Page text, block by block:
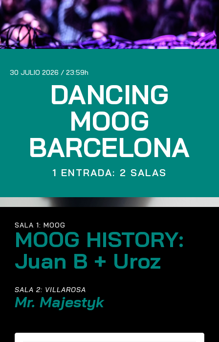
30 JULIO 2026 23:59
DANCING
MOOG
BARCELONA
1 ENTRADA: 2 SALAS
SALA 1: MOOG
MOOG HISTORY:
Juan B + Uroz
SALA 2: VILLAROSA
Mr. Majestyk